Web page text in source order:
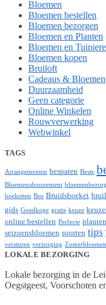
Bloemen
Bloemen bestellen
Bloemen bezorgen
Bloemen en Planten
Bloemen en
Bloemen kopen
Bruiloft
Cadeaus & Bloemen
Duurzaamheid
Geen categorie
Online Winkelen
Rouwverwerking
Webwinkel
TAGS
Arrangementen besparen Beste
Bloemenabonnement
boeketten Bos Bruidsboeket
gids Goedkope gratis keuze
online bestellen Perfecte planten
seizoensbloemen soorten tips
versturen verzorging Zomerbloemen
LOKALE BEZORGING
Lokale bezorging in de
Oegstgeest, Voorschoten